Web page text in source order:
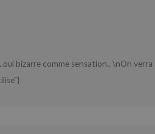
bizarre comme sensation.. \nOn